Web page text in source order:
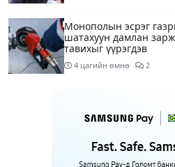
Монополын эсрэг
шатахуун дамлан
тавихыг үүрэгдэв
4 цагийн өмнө 2
настай охиныг 7 дахь